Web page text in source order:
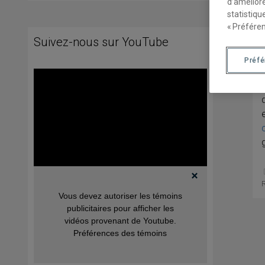
Suivez-nous sur YouTube
Vous devez autoriser les témoins
publicitaires pour afficher les
vidéos provenant de Youtube.
Préférences des témoins
«